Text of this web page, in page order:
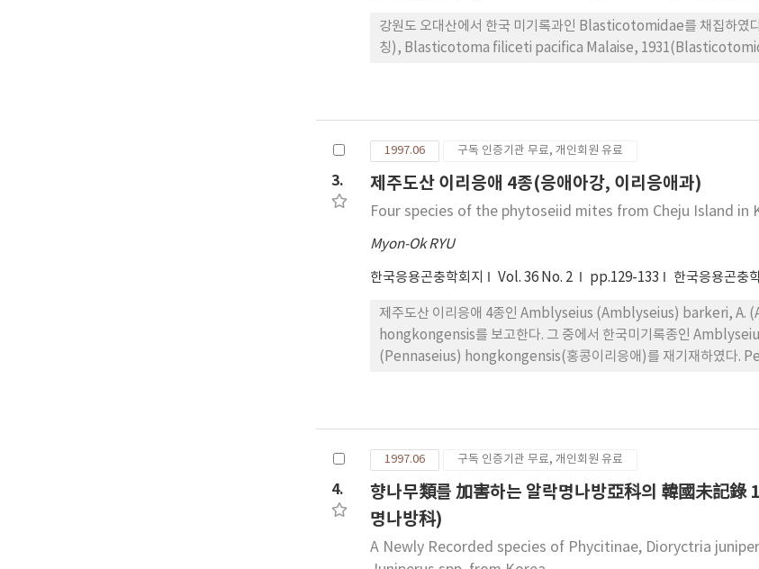
강원도 오대산에서 한국 미기록과인 Blasticotomidae를 채집하였
칭), Blasticotoma filiceti pacifica Malaise,
3.
1997.06 구독 인증기관 무료, 개인회원 유료
제주도산 이리응애 4종(응애아강, 이리응애과)
Four species of the phytoseiid mites from Cheju Island in
Myon-Ok RYU
한국응용곤충학회지 Vol. 36 No. 2 pp.129-133 한국응용곤충
제주도산 이리응애 4종인 Amblyseius (Amblyseius) barkeri,
hongkongensis를 보고한다. 그 중에서 한국미기록종인
(Pennaseius) hongkongensis(홍콩이리응애)를 재기재하였다.
4.
1997.06 구독 인증기관 무료, 개인회원 유료
향나무類를 加害하는 알락명나방亞科의 韓國未
명나방科)
A Newly Recorded species of Phycitinae, Dioryctria